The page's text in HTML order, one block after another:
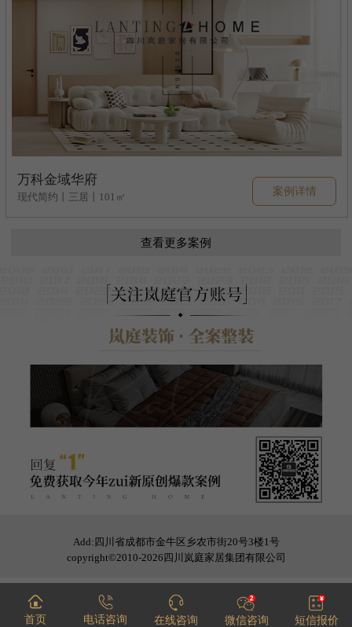
万科金域华府
现代简约丨三居丨101㎡ 案例详情
查看更多案例
Add:四川省成都市金牛区乡农市街20号3楼1号
copyright©2010-2026四川岚庭家居集团有限公司
首页 电话咨询 在线咨询 微信咨询 短信报价